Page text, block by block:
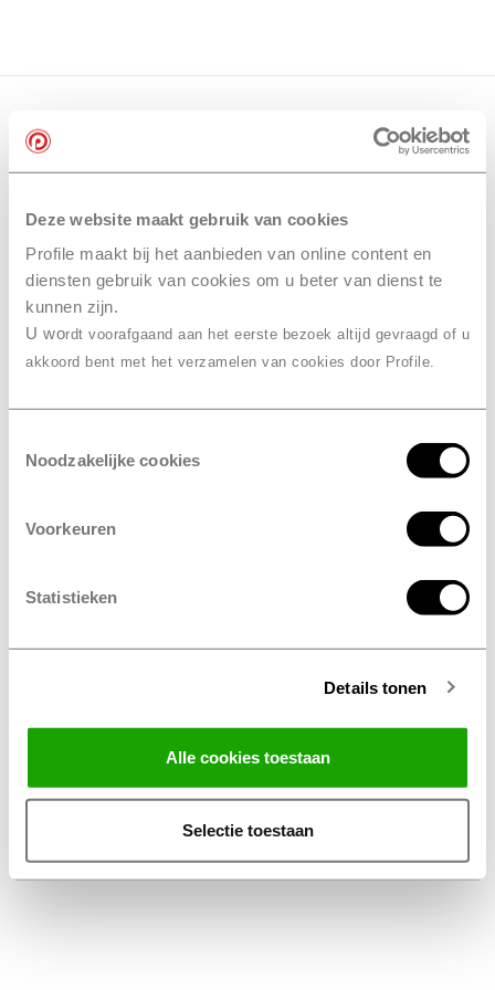
Deze website maakt gebruik van cookies
Profile maakt bij het aanbieden van online content en
diensten gebruik van cookies om u beter van dienst te
kunnen zijn.
U wordt voorafgaand aan het eerste bezoek altijd gevraagd of u
akkoord bent met het verzamelen van cookies door Profile.
Noodzakelijke cookies
Voorkeuren
Statistieken
Details tonen
Alle cookies toestaan
Selectie toestaan
Algemene Voorwaarden Thuiswinkel
Privacy Statement Profile Nederland B.V.
Disclaimer